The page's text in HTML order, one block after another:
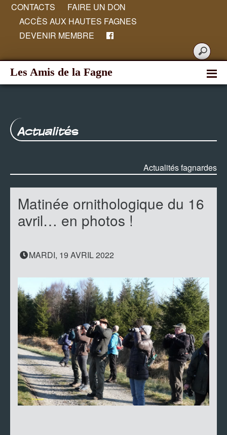
CONTACTS
FAIRE UN DON
ACCÈS AUX HAUTES FAGNES
DEVENIR MEMBRE
Les Amis de la Fagne
Actualités
Actualités fagnardes
Matinée ornithologique du 16
avril… en photos !
MARDI, 19 AVRIL 2022